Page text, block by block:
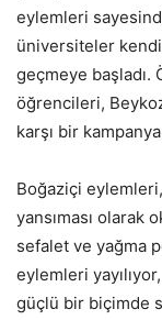
eylemleri
üniversiteler
geçmeye
öğrencileri,
karşı bir
Boğaziçi
yansıması olarak
sefalet ve yağma
eylemleri
güçlü bir biçimde